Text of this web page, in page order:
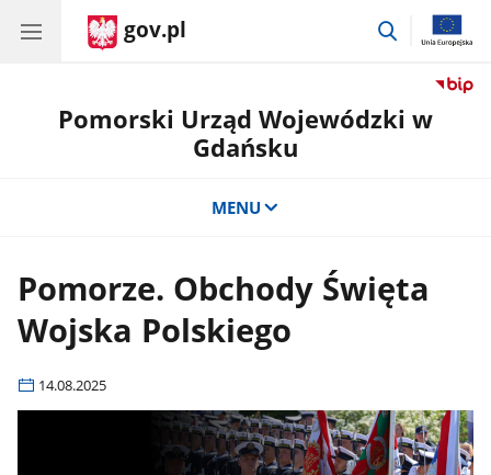
gov.pl
przejdź
Pomorski Urząd Wojewódzki w
Gdańsku
MENU
Pomorze. Obchody Święta
Wojska Polskiego
14.08.2025